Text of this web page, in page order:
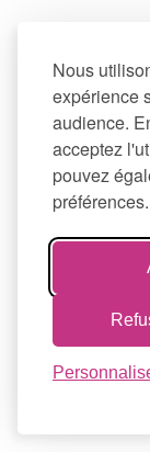
Nous
expérience
audience.
acceptez
pouvez
préférences.